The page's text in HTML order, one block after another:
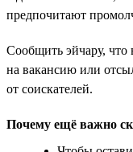
предпочитают
Сообщить эйчару, что
на вакансию или
от соискателей.
Почему ещё важно